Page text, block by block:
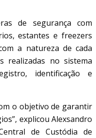
de segurança com
estantes e freezers
a natureza de cada
realizadas no sistema
identificação e
o objetivo de garantir
explicou Alexsandro
de Custódia de